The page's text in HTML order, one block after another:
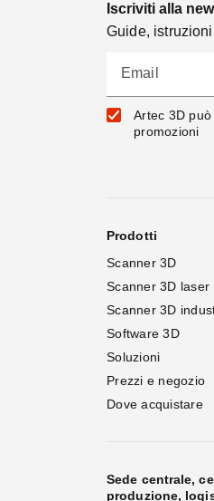
Iscriviti alla
Guide,
Email
Artec 3D
promozioni
Prodotti
Scanner 3D
Scanner 3D laser
Scanner 3D
Software 3D
Soluzioni
Prezzi e negozio
Dove acquistare
Sede centrale,
produzione,